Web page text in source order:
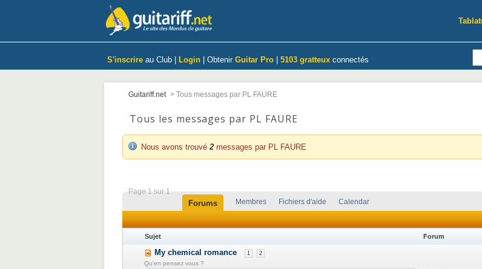
S'inscrire au Club | Login | Obtenir Guitar Pro 5103 gratteux connectés
Guitariff.net > Tous messages par PL FAURE
Tous les messages par PL FAURE
Nous avons trouvé2 messages par PL FAURE
Page 1 sur 1
Forums Membres Fichiers d'aide Calendar
Sujet Forum
My chemical romance 1 2
Qu'en pensez vous ?